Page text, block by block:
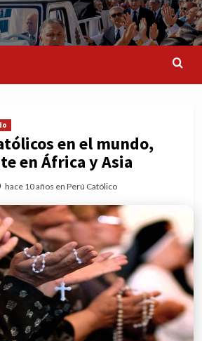
en el mundo,
en África y Asia
hace 10 años en Perú Católico